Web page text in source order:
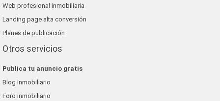
Web profesional inmobiliaria
Landing page alta conversión
Planes de publicación
Otros servicios
Publica tu anuncio gratis
Blog inmobiliario
Foro inmobiliario